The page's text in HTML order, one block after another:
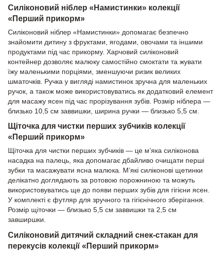
Силіконовий ніблер «Намистинки» колекції
«Перший прикорм»
Силіконовий ніблер «Намистинки» допомагає безпечно
знайомити дитину з фруктами, ягодами, овочами та іншими
продуктами під час прикорму. Харчовий силіконовий
контейнер дозволяє малюку самостійно смоктати та жувати
їжу маленькими порціями, зменшуючи ризик великих
шматочків. Ручка у вигляді намистинок зручна для маленьких
ручок, а також може використовуватись як додатковий елемент
для масажу ясен під час прорізування зубів. Розмір ніблера —
близько 10,5 см заввишки, ширина ручки — близько 5,5 см.
Щіточка для чистки перших зубчиків колекції
«Перший прикорм»
Щіточка для чистки перших зубчиків — це м’яка силіконова
насадка на палець, яка допомагає дбайливо очищати перші
зубки та масажувати ясна малюка. М’які силіконові щетинки
делікатно доглядають за ротовою порожниною та можуть
використовуватись ще до появи перших зубів для гігієни ясен.
У комплекті є футляр для зручного та гігієнічного зберігання.
Розмір щіточки — близько 5,5 см заввишки та 2,5 см
завширшки.
Силіконовий дитячий складний снек-стакан для
перекусів колекції «Перший прикорм»